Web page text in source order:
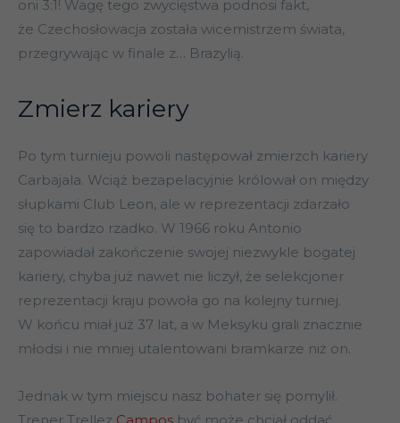
oni 3:1! Wagę tego zwycięstwa podnosi fakt,
że Czechosłowacja została wicemistrzem świata,
przegrywając w finale z… Brazylią.
Zmierz kariery
Po tym turnieju powoli następował zmierzch kariery
Carbajala. Wciąż bezapelacyjnie królował on między
słupkami Club Leon, ale w reprezentacji zdarzało
się to bardzo rzadko. W 1966 roku Antonio
zapowiadał zakończenie swojej niezwykle bogatej
kariery, chyba już nawet nie liczył, że selekcjoner
reprezentacji kraju powoła go na kolejny turniej.
W końcu miał już 37 lat, a w Meksyku grali znacznie
młodsi i nie mniej utalentowani bramkarze niż on.
Jednak w tym miejscu nasz bohater się pomylił.